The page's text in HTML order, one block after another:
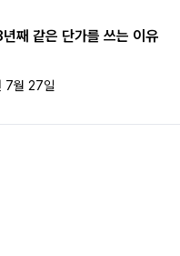
째 같은 단가를 쓰는 이유
7월 27일